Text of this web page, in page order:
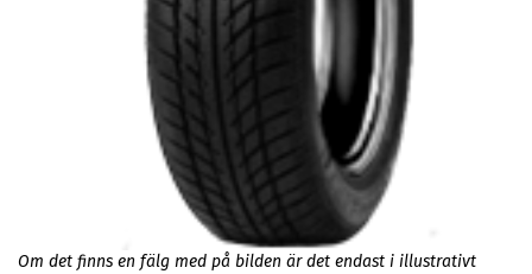
Om det finns en fälg med på bilden är det endast i illustrativt